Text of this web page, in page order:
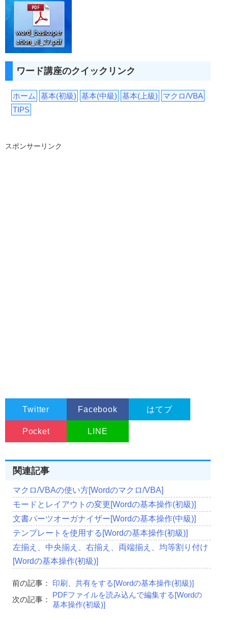
ワード講座のクイックリンク
ホーム 基本(初級) 基本(中級) 基本(上級)
マクロ/VBA
TIPS
スポンサーリンク
Twitter Facebook はてブ
Pocket LINE
関連記事
マクロ/VBAの使い方[Wordのマクロ/VBA]
モードとレイアウトの変更[Wordの基本操作(初級)]
文書パーツオーガナイザー[Wordの基本操作(中級)]
テンプレートを使用する[Wordの基本操作(初級)]
左揃え、中央揃え、右揃え、両端揃え、均等割り付け
[Wordの基本操作(初級)]
前の記事：
印刷、共有をする[Wordの基本操作(初級)]
次の記事：
PDFファイルを読み込んで編集する[Wordの
基本操作(初級)]